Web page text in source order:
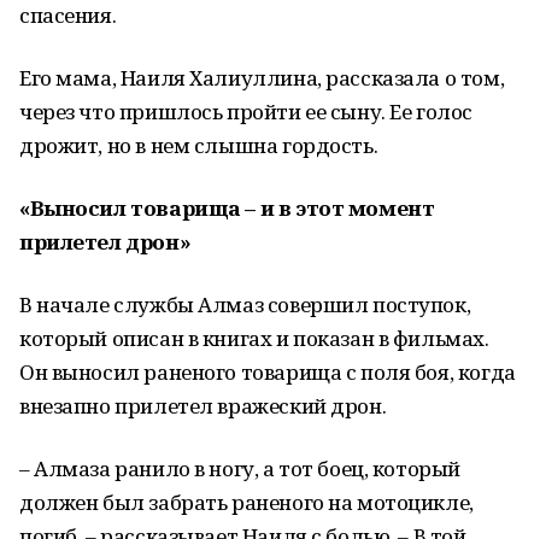
спасения.
Его мама, Наиля Халиуллина, рассказала о том,
через что пришлось пройти ее сыну. Ее голос
дрожит, но в нем слышна гордость.
«Выносил товарища – и в этот момент
прилетел дрон»
В начале службы Алмаз совершил поступок,
который описан в книгах и показан в фильмах.
Он выносил раненого товарища с поля боя, когда
внезапно прилетел вражеский дрон.
– Алмаза ранило в ногу, а тот боец, который
должен был забрать раненого на мотоцикле,